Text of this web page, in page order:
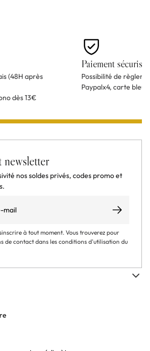
(48H après
dès 13€
Paiement sécurisé
Possibilité de
Paypalx4, carte
newsletter
nos soldes privés, codes promo et
S’abonner
à tout moment. Vous trouverez pour
de contact dans les conditions d'utilisation du